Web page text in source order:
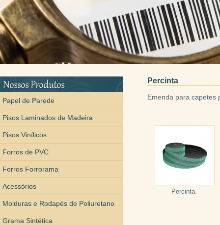
Papel de Parede
Pisos Laminados de Madeira
Pisos Vinílicos
Forros de PVC
Forros Forrorama
Acessórios
Molduras e Rodapés de Poliuretano
Grama Sintética
Percinta
Emenda para capetes
Percinta.